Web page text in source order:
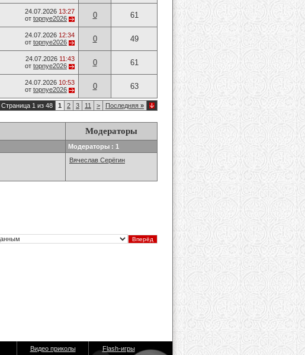
24.07.2026 13:27
от topnye2026 0 61
24.07.2026 12:34
от topnye2026 0 49
24.07.2026 11:43
от topnye2026 0 61
24.07.2026 10:53
от topnye2026 0 63
Страница 1 из 48 1 2 3 11 > Последняя »
Модераторы
Модераторы : 1
Вячеслав Серёгин
Видео приколы Flash-игры